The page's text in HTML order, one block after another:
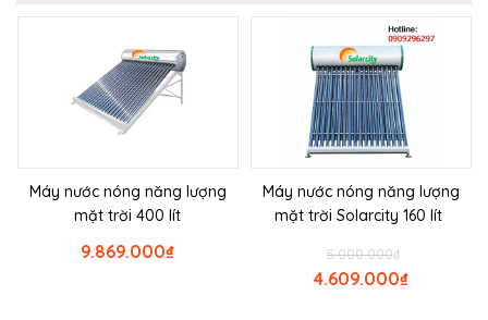
Máy nước nóng năng lượng
mặt trời 400 lít
₫
9.869.000
Máy nước nóng năng lượng
mặt trời Solarcity 160 lít
₫
5.000.000
₫
4.609.000